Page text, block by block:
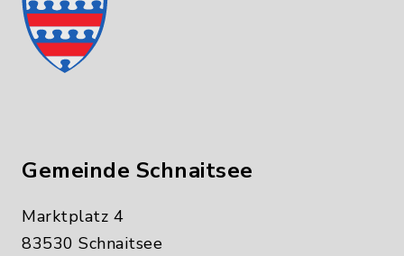
Gemeinde Schnaitsee
Marktplatz 4
83530 Schnaitsee